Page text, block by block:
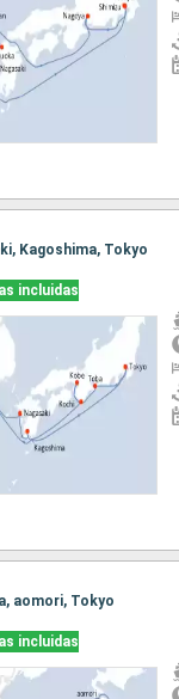
Kagoshima, Tokyo
incluidas
aomori, Tokyo
incluidas